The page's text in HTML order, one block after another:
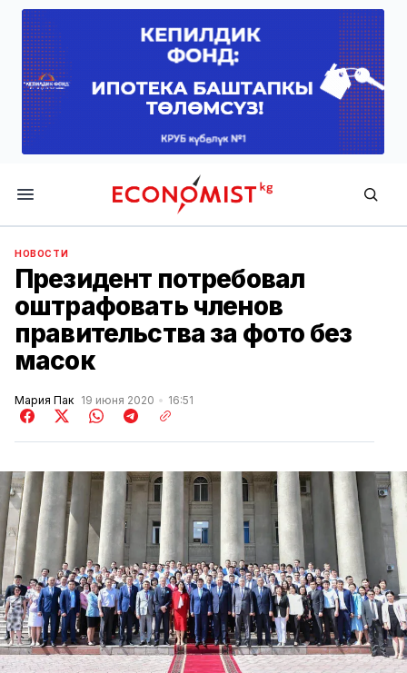
Economist.kg
НОВОСТИ
Президент потребовал
оштрафовать членов
правительства за фото без
масок
Мария Пак 19 июня 2020 16:51